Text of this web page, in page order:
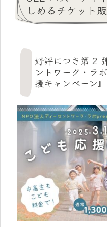
しめるチケット
好評につき第 2
ントワーク・ラ
援キャンペーン』